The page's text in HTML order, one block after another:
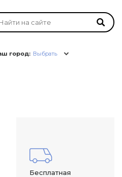
город: Выбрать
Бесплатная